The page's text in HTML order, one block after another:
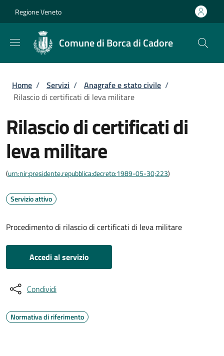
Regione Veneto
Comune di Borca di Cadore
Briciole di pane
Home / Servizi / Anagrafe e stato civile /
Rilascio di certificati di leva militare
Rilascio di certificati di
leva militare
(urn:nir:presidente.repubblica:decreto:1989-05-30;223)
Servizio attivo
Procedimento di rilascio di certificati di leva militare
Accedi al servizio
Condividi
Normativa di riferimento